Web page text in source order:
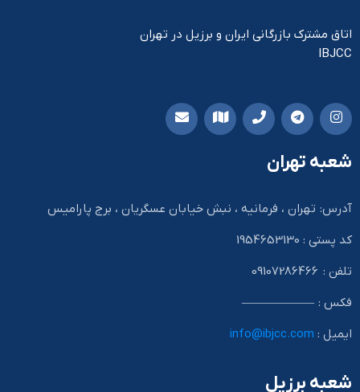
اتاق مشترک بازرگانی ایران و برزیل در تهران
IBJCC
شعبه تهران
آدرس: تهران ، فرمانیه ، نبش خیابان عسگریان ، برج پارامیس
کد پستی : 1954653130
تلفن : 09107286466
فکس : ——————
ایمیل : info@ibjcc.com
شعبه برزیل